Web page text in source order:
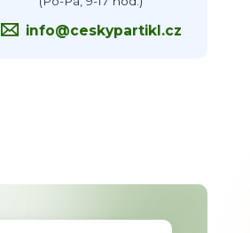
info@ceskypartikl.cz